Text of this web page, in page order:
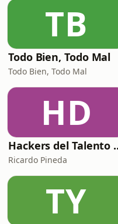
TB
Todo Bien, Todo Mal
Todo Bien, Todo Mal
HD
Hackers
Ricardo Pineda
TY